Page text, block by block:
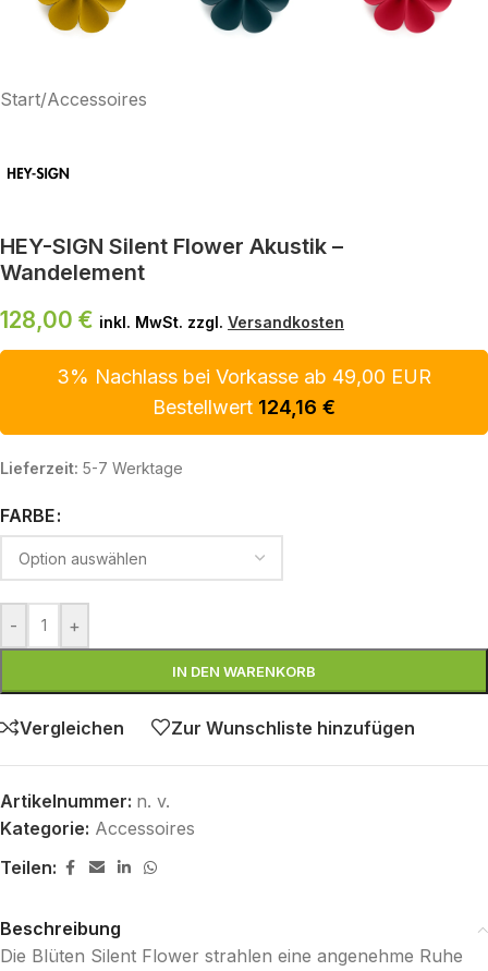
Start/Accessoires
HEY-SIGN Silent Flower Akustik –
Wandelement
128,00 € inkl. MwSt. zzgl. Versandkosten
3% Nachlass bei Vorkasse ab 49,00 EUR
Bestellwert 124,16 €
Lieferzeit: 5-7 Werktage
FARBE
- +
IN DEN WARENKORB
Vergleichen Zur Wunschliste hinzufügen
Artikelnummer: n. v.
Kategorie: Accessoires
Teilen:
Beschreibung
Die Blüten Silent Flower strahlen eine angenehme Ruhe